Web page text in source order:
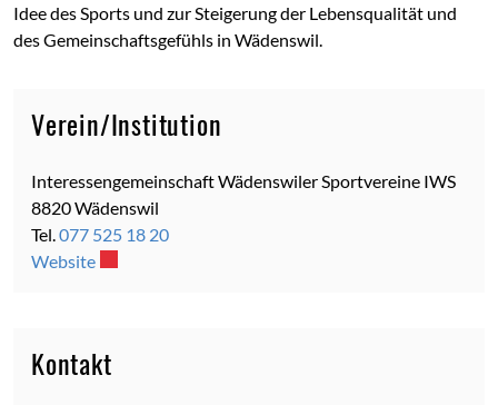
Idee des Sports und zur Steigerung der Lebensqualität und
des Gemeinschaftsgefühls in Wädenswil.
Verein/Institution
Interessengemeinschaft Wädenswiler Sportvereine IWS
8820 Wädenswil
Tel.077 525 18 20
Website
Kontakt